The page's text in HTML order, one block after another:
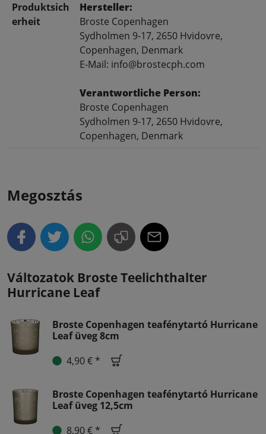
Produktsich
erheit
Hersteller:
Broste Copenhagen
Sydholmen 9-17, 2650 Hvidovre,
Copenhagen, Denmark
E-Mail: info@brostecph.com
Verantwortliche Person:
Broste Copenhagen
Sydholmen 9-17, 2650 Hvidovre,
Copenhagen, Denmark
Megosztás
Változatok Broste Teelichthalter
Hurricane Leaf
Broste Copenhagen teafénytartó Hurricane
Leaf üveg 8cm
4,90 € *
Broste Copenhagen teafénytartó Hurricane
Leaf üveg 12,5cm
8,90 € *